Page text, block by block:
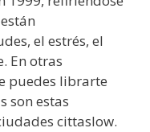
el estrés, el
En otras
puedes librarte
son estas
cittaslow.